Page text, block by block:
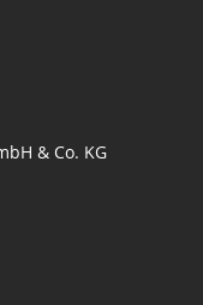
& Co. KG